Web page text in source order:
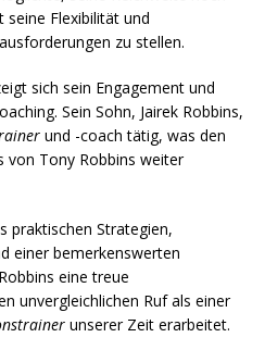
seine Flexibilität und
zu stellen.
sich sein Engagement und
Sein Sohn, Jairek Robbins,
und -coach tätig, was den
von Tony Robbins weiter
praktischen Strategien,
einer bemerkenswerten
eine treue
unvergleichlichen Ruf als einer
unserer Zeit erarbeitet.